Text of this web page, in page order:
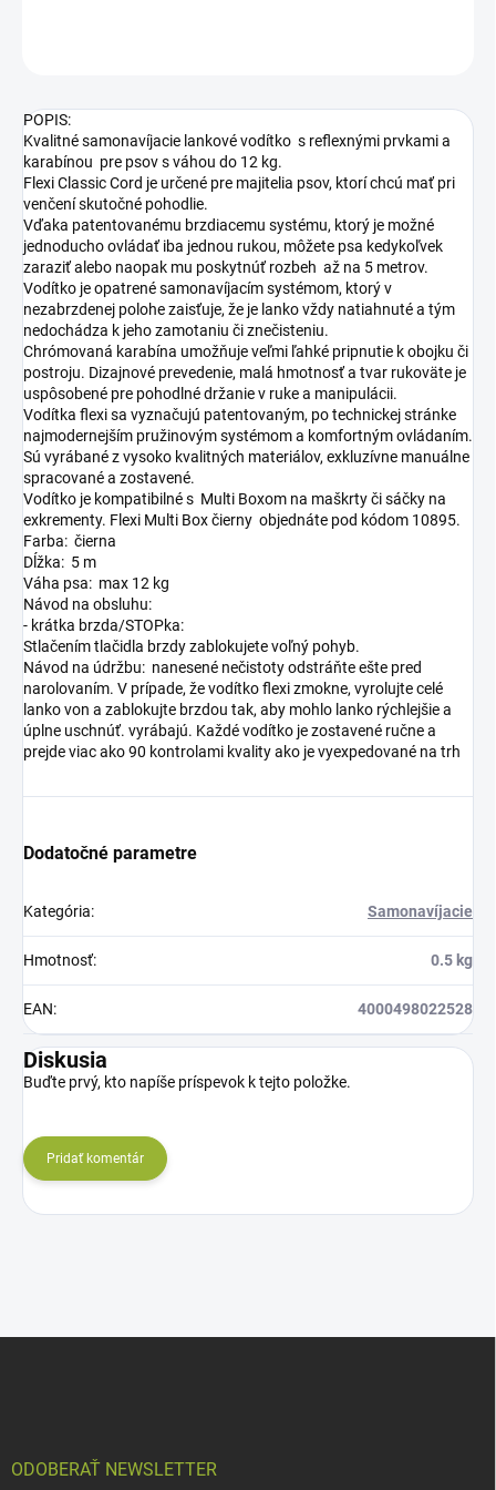
POPIS:
Kvalitné samonavíjacie lankové vodítko s reflexnými prvkami a
karabínou pre psov s váhou do 12 kg.
Flexi Classic Cord je určené pre majitelia psov, ktorí chcú mať pri
venčení skutočné pohodlie.
Vďaka patentovanému brzdiacemu systému, ktorý je možné
jednoducho ovládať iba jednou rukou, môžete psa kedykoľvek
zaraziť alebo naopak mu poskytnúť rozbeh až na 5 metrov.
Vodítko je opatrené samonavíjacím systémom, ktorý v
nezabrzdenej polohe zaisťuje, že je lanko vždy natiahnuté a tým
nedochádza k jeho zamotaniu či znečisteniu.
Chrómovaná karabína umožňuje veľmi ľahké pripnutie k obojku či
postroju. Dizajnové prevedenie, malá hmotnosť a tvar rukoväte je
uspôsobené pre pohodlné držanie v ruke a manipulácii.
Vodítka flexi sa vyznačujú patentovaným, po technickej stránke
najmodernejším pružinovým systémom a komfortným ovládaním.
Sú vyrábané z vysoko kvalitných materiálov, exkluzívne manuálne
spracované a zostavené.
Vodítko je kompatibilné s Multi Boxom na maškrty či sáčky na
exkrementy. Flexi Multi Box čierny objednáte pod kódom 10895.
Farba: čierna
Dĺžka: 5 m
Váha psa: max 12 kg
Návod na obsluhu:
- krátka brzda/STOPka:
Stlačením tlačidla brzdy zablokujete voľný pohyb.
Návod na údržbu: nanesené nečistoty odstráňte ešte pred
narolovaním. V prípade, že vodítko flexi zmokne, vyrolujte celé
lanko von a zablokujte brzdou tak, aby mohlo lanko rýchlejšie a
úplne uschnúť. vyrábajú. Každé vodítko je zostavené ručne a
prejde viac ako 90 kontrolami kvality ako je vyexpedované na trh
Dodatočné parametre
Kategória: Samonavíjacie
Hmotnosť: 0.5 kg
EAN: 4000498022528
Diskusia
Buďte prvý, kto napíše príspevok k tejto položke.
Pridať komentár
ODOBERAŤ NEWSLETTER